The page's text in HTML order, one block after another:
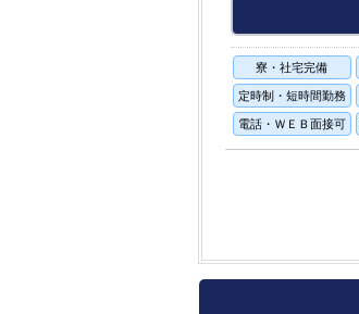
寮・社宅完備
定時制・短時間勤務
電話・ＷＥＢ面接可